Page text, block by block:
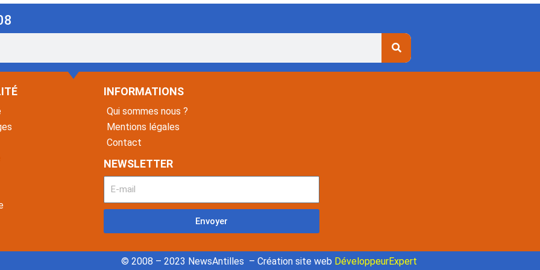
INFORMATIONS
Qui sommes nous ?
Mentions légales
Contact
NEWSLETTER
Envoyer
© 2008 – 2023 NewsAntilles – Création site web DéveloppeurExpert